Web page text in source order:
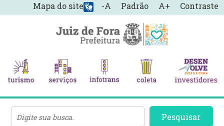
-A Padrão A+ Contraste
Mapa do site
Pesquisar